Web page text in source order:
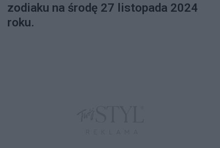
zodiaku na środę 27 listopada 2024
roku.